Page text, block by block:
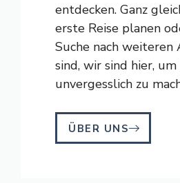
entdecken. Ganz
erste Reise planen
Suche nach weiteren
sind, wir sind hier, um
unvergesslich zu
ÜBER UNS